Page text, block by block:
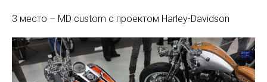
3 место – MD custom c проектом Harley-Davidson